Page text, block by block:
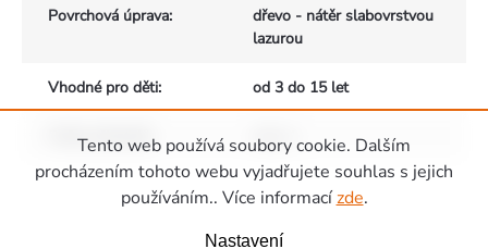
Tento web používá soubory cookie. Dalším
procházením tohoto webu vyjadřujete souhlas s jejich
používáním.. Více informacízde.
Nastavení
Povrchová úprava:
dřevo - nátěr slabovrstvou
lazurou
Vhodné pro děti: od 3 do 15 let
Počet uživatelů : max. 1
Zápatí